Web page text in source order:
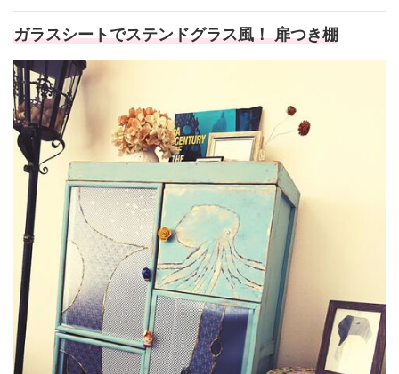
ガラスシートでステンドグラス風！ 扉つき棚